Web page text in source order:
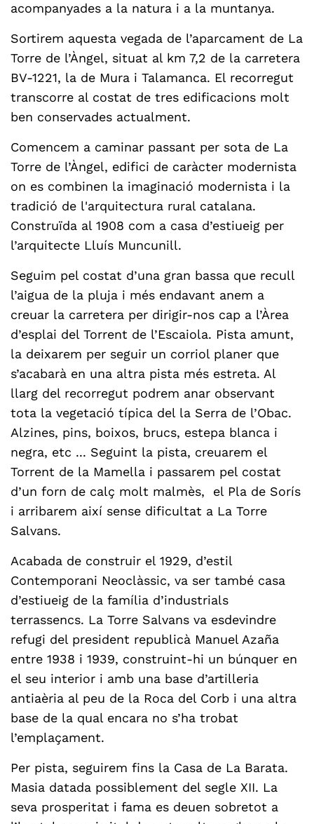
acompanyades a la natura i a la muntanya.
Sortirem aquesta vegada de l’aparcament de La
Torre de l’Àngel, situat al km 7,2 de la carretera
BV-1221, la de Mura i Talamanca. El recorregut
transcorre al costat de tres edificacions molt
ben conservades actualment.
Comencem a caminar passant per sota de La
Torre de l’Àngel, edifici de caràcter modernista
on es combinen la imaginació modernista i la
tradició de l'arquitectura rural catalana.
Construïda al 1908 com a casa d’estiueig per
l’arquitecte Lluís Muncunill.
Seguim pel costat d’una gran bassa que recull
l’aigua de la pluja i més endavant anem a
creuar la carretera per dirigir-nos cap a l’Àrea
d’esplai del Torrent de l’Escaiola. Pista amunt,
la deixarem per seguir un corriol planer que
s’acabarà en una altra pista més estreta. Al
llarg del recorregut podrem anar observant
tota la vegetació típica del la Serra de l’Obac.
Alzines, pins, boixos, brucs, estepa blanca i
negra, etc ... Seguint la pista, creuarem el
Torrent de la Mamella i passarem pel costat
d’un forn de calç molt malmès, el Pla de Sorís
i arribarem així sense dificultat a La Torre
Salvans.
Acabada de construir el 1929, d’estil
Contemporani Neoclàssic, va ser també casa
d’estiueig de la família d’industrials
terrassencs. La Torre Salvans va esdevindre
refugi del president republicà Manuel Azaña
entre 1938 i 1939, construint-hi un búnquer en
el seu interior i amb una base d’artilleria
antiaèria al peu de la Roca del Corb i una altra
base de la qual encara no s’ha trobat
l’emplaçament.
Per pista, seguirem fins la Casa de La Barata.
Masia datada possiblement del segle XII. La
seva prosperitat i fama es deuen sobretot a